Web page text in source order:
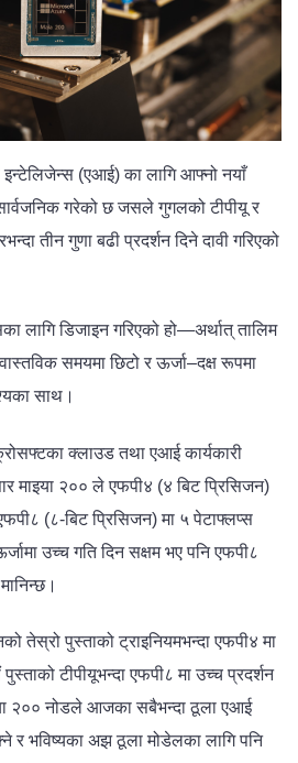
(एआई) का लागि आफ्नो नयाँ
गरेको छ जसले गुगलको टीपीयू र
तीन गुणा बढी प्रदर्शन दिने दावी गरिएको
लागि डिजाइन गरिएको हो—अर्थात् तालिम
समयमा छिटो र ऊर्जा–दक्ष रूपमा
साथ।
क्लाउड तथा एआई कार्यकारी
माइया २०० ले एफपी४ (४ बिट प्रिसिजन)
(८-बिट प्रिसिजन) मा ५ पेटाफ्लप्स
उच्च गति दिन सक्षम भए पनि एफपी८
तेस्रो पुस्ताको ट्राइनियमभन्दा एफपी४ मा
टीपीयूभन्दा एफपी८ मा उच्च प्रदर्शन
२०० नोडले आजका सबैभन्दा ठूला एआई
भविष्यका अझ ठूला मोडेलका लागि पनि